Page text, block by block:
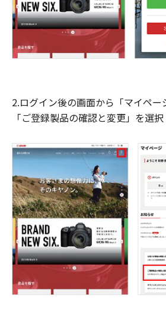
2.ログイン後の画面から「マイペー
「ご登録製品の確認と変更」を選択